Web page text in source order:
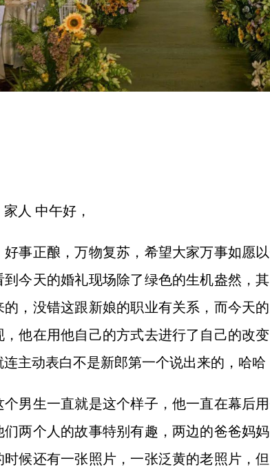
人 中午好，
好事正酿，万物复苏，希望大家万事如愿
到今天的婚礼现场除了绿色的生机盎然，
的，没错这跟新娘的职业有关系，而今天
，他在用他自己的方式去进行了自己的改
主动表白不是新郎第一个说出来的，哈哈
个男生一直就是这个样子，他一直在幕后
们两个人的故事特别有趣，两边的爸爸妈
时候还有一张照片，一张泛黄的老照片，